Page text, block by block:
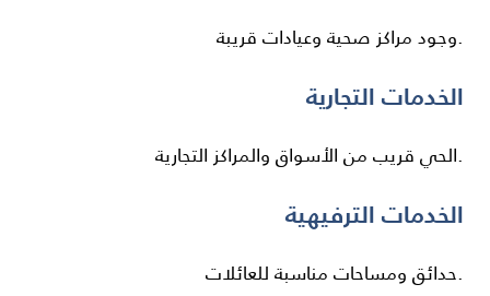
وجود مراكز صحية وعيادات قريبة.
الخدمات التجارية
الحي قريب من الأسواق والمراكز التجارية.
الخدمات الترفيهية
حدائق ومساحات مناسبة للعائلات.